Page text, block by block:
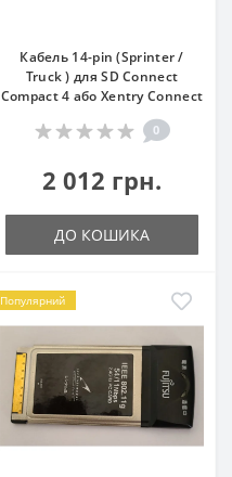
Кабель 14-pin (Sprinter /
Truck ) для SD Connect
Compact 4 або Xentry Connect
0
2 012 грн.
ДО КОШИКА
Популярний